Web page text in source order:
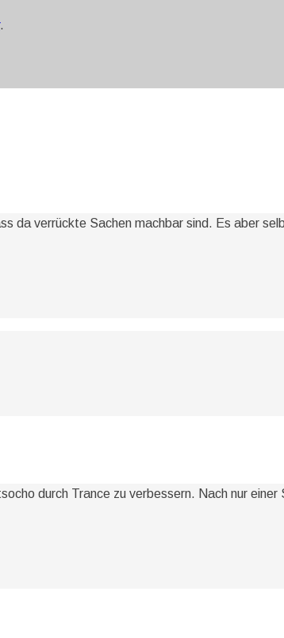
.
da verrückte Sachen machbar sind. Es aber
durch Trance zu verbessern. Nach nur